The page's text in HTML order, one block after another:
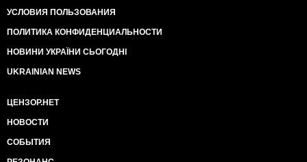
УСЛОВИЯ ПОЛЬЗОВАНИЯ
ПОЛИТИКА КОНФИДЕНЦИАЛЬНОСТИ
НОВИНИ УКРАЇНИ СЬОГОДНІ
UKRAINIAN NEWS
ЦЕНЗОР.НЕТ
НОВОСТИ
СОБЫТИЯ